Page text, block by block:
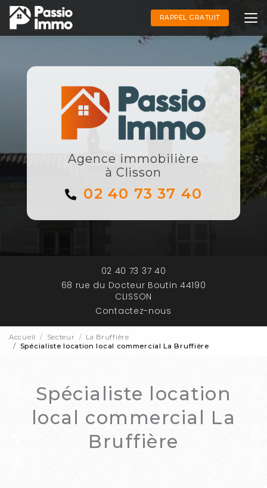
Aller
au
contenu
principal
RAPPEL GRATUIT
Agence immobilière
à Clisson
02 40 73 37 40
02 40 73 37 40
68 rue du Docteur Boutin 44190
CLISSON
Contactez-nous
Accueil Secteur
La Bruffière
Spécialiste location local commercial La Bruffière
Spécialiste location
local commercial La
Bruffière